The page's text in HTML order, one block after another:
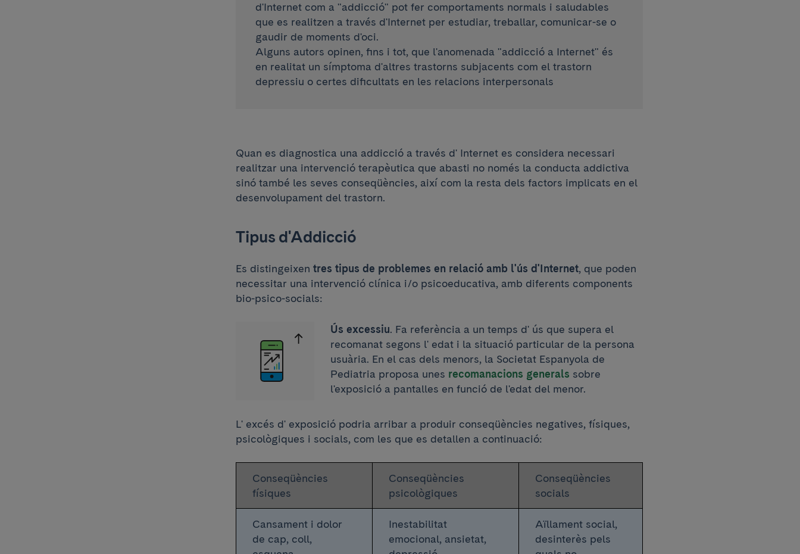
d'Internet com a "addicció" pot fer comportaments normals i saludables
que es realitzen a través d'Internet per estudiar, treballar, comunicar-se o
gaudir de moments d'oci.
Alguns autors opinen, fins i tot, que l'anomenada "addicció a Internet" és
en realitat un símptoma d'altres trastorns subjacents com el trastorn
depressiu o certes dificultats en les relacions interpersonals
Quan es diagnostica una addicció a través d' Internet es considera necessari
realitzar una intervenció terapèutica que abasti no només la conducta addictiva
sinó també les seves conseqüències, així com la resta dels factors implicats en el
desenvolupament del trastorn.
Tipus d'Addicció
Es distingeixen tres tipus de problemes en relació amb l'ús d'Internet, que poden
necessitar una intervenció clínica i/o psicoeducativa, amb diferents components
bio-psico-socials:
Ús excessiu. Fa referència a un temps d' ús que supera el
recomanat segons l' edat i la situació particular de la persona
usuària. En el cas dels menors, la Societat Espanyola de
Pediatria proposa unes recomanacions generals sobre
l'exposició a pantalles en funció de l'edat del menor.
L' excés d' exposició podria arribar a produir conseqüències negatives, físiques,
psicològiques i socials, com les que es detallen a continuació:
Conseqüències
físiques
Conseqüències
psicològiques
Conseqüències
socials
Cansament i dolor
de cap, coll,
Inestabilitat
emocional, ansietat,
Aïllament social,
desinterès pels